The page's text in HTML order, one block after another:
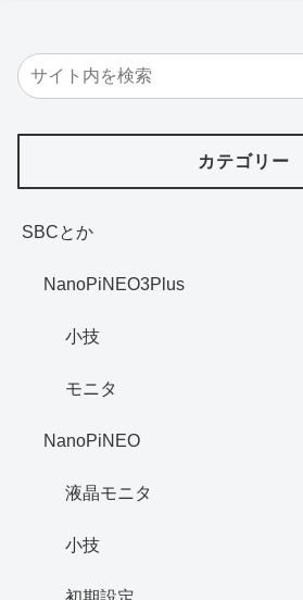
カテゴリー
SBCとか
NanoPiNEO3Plus
小技
モニタ
NanoPiNEO
液晶モニタ
小技